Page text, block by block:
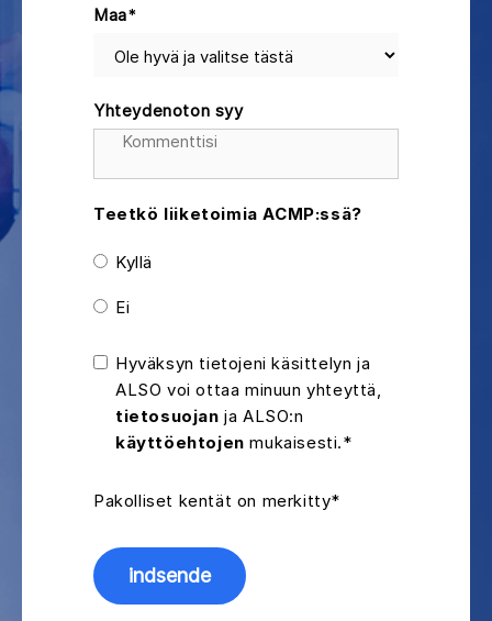
Maa*
Yhteydenoton syy
Teetkö liiketoimia ACMP:ssä?
Kyllä
Ei
Hyväksyn tietojeni käsittelyn ja
ALSO voi ottaa minuun yhteyttä,
tietosuojan ja ALSO:n
käyttöehtojen mukaisesti.*
Pakolliset kentät on merkitty*